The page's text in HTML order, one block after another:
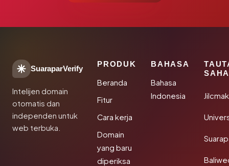
SuaraparVerify
Intelijen domain
otomatis dan
independen untuk
web terbuka.
PRODUK
Beranda
Fitur
Cara kerja
Domain
yang baru
diperiksa
BAHASA
Bahasa
Indonesia